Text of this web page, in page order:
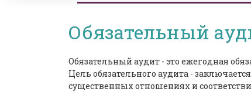
Обязательный
Обязательный аудит - это ежегодная
Цель обязательного аудита -
существенных отношениях и